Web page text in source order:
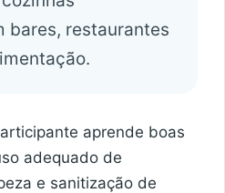
bares, restaurantes
aprende boas
adequado de
e sanitização de